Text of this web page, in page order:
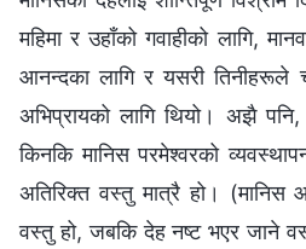
महिमा र उहाँको गवाहीको लागि,
आनन्दका लागि र यसरी तिनीहरूले
अभिप्रायको लागि थियो। अझै पनि,
किनकि मानिस परमेश्‍वरको
अतिरिक्त वस्तु मात्रै हो।
वस्तु हो, जबकि देह नष्ट भएर जाने